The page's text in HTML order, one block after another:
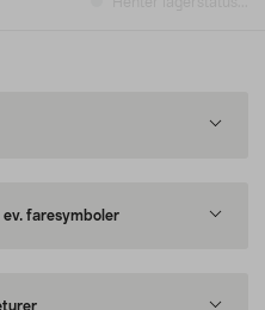
ev. faresymboler